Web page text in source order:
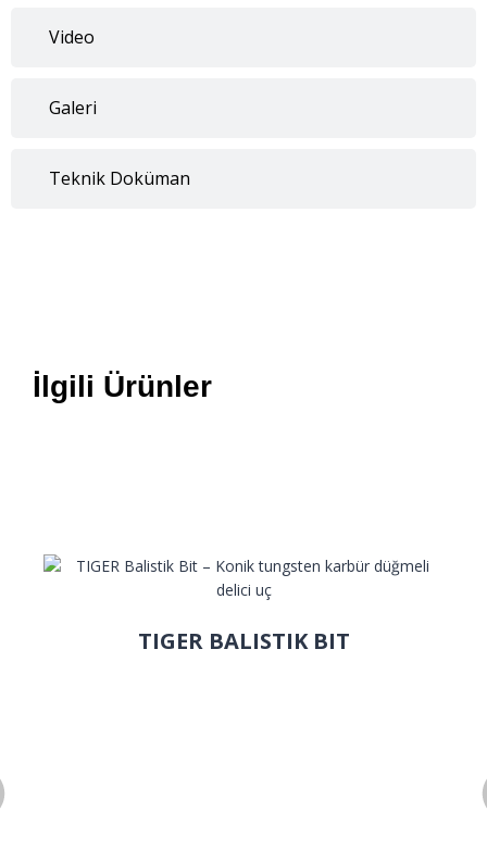
Video
Galeri
Teknik Doküman
İlgili Ürünler
TIGER BALISTIK BIT